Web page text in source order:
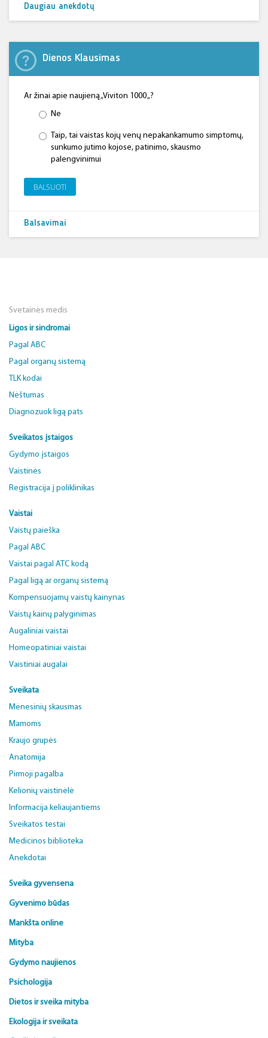
Daugiau anekdotų
Dienos Klausimas
Ar žinai apie naujieną „Viviton 1000 „?
Ne
Taip, tai vaistas kojų venų nepakankamumo simptomų,
sunkumo jutimo kojose, patinimo, skausmo
palengvinimui
BALSUOTI
Balsavimai
Svetainės medis
Ligos ir sindromai
Pagal ABC
Pagal organų sistemą
TLK kodai
Nėštumas
Diagnozuok ligą pats
Sveikatos įstaigos
Gydymo įstaigos
Vaistinės
Registracija į poliklinikas
Vaistai
Vaistų paieška
Pagal ABC
Vaistai pagal ATC kodą
Pagal ligą ar organų sistemą
Kompensuojamų vaistų kainynas
Vaistų kainų palyginimas
Augaliniai vaistai
Homeopatiniai vaistai
Vaistiniai augalai
Sveikata
Mėnesinių skausmas
Mamoms
Kraujo grupės
Anatomija
Pirmoji pagalba
Kelionių vaistinėlė
Informacija keliaujantiems
Sveikatos testai
Medicinos biblioteka
Anekdotai
Sveika gyvensena
Gyvenimo būdas
Mankšta online
Mityba
Gydymo naujienos
Psichologija
Dietos ir sveika mityba
Ekologija ir sveikata